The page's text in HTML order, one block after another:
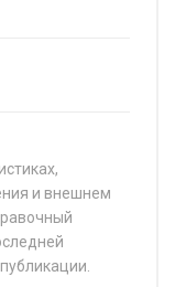
и внешнем